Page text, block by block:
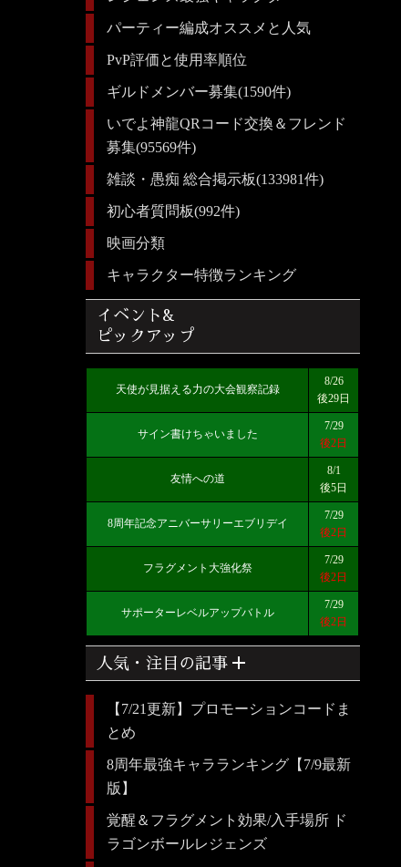
パーティー編成オススメと人気
PvP評価と使用率順位
ギルドメンバー募集(1590件)
いでよ神龍QRコード交換＆フレンド
募集(95569件)
雑談・愚痴 総合掲示板(133981件)
初心者質問板(992件)
映画分類
キャラクター特徴ランキング
イベント&
ピックアップ
天使が見据える力の大会観察記録
8/26
後29日
サイン書けちゃいました
7/29
後2日
友情への道
8/1
後5日
8周年記念アニバーサリーエブリデイ
7/29
後2日
フラグメント大強化祭
7/29
後2日
サポーターレベルアップバトル
7/29
後2日
人気・注目の記事 add
【7/21更新】プロモーションコードま
とめ
8周年最強キャラランキング【7/9最新
版】
覚醒＆フラグメント効果/入手場所 ド
ラゴンボールレジェンズ